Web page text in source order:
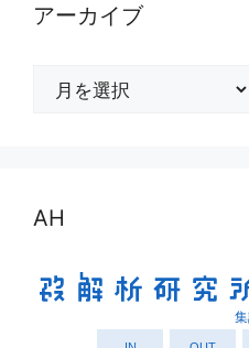
アーカイブ
AH